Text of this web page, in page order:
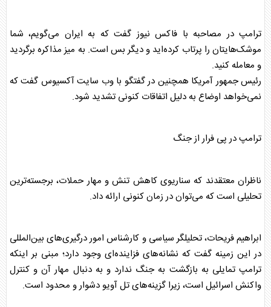
ترامپ در مصاحبه با فاکس نیوز گفت که به ایران می‌گویم، شما
موشک‌هایتان را پرتاب کرده‌اید و دیگر بس است. به میز مذاکره برگردید
و معامله کنید.
رئیس جمهور آمریکا همچنین در گفتگو با وب سایت آکسیوس گفت که
نمی‌خواهد اوضاع به دلیل اتفاقات کنونی تشدید شود.
ترامپدر پی فرار از جنگ
ناظران معتقدند که سناریوی کاهش تنش و مهار حملات، برجسته‌ترین
تحلیلی است که می‌توان در زمان کنونی ارائه داد.
ابراهیم فریحات، تحلیلگر سیاسی و کارشناس امور درگیری‌های بین‌المللی
در این زمینه گفت که نشانه‌های فزاینده‌ای وجود دارد؛ مبنی بر اینکه
ترامپ تمایلی به بازگشت به جنگ ندارد و به دنبال مهار آن و کنترل
واکنش اسرائیل است، زیرا گزینه‌های تل آویو دشوار و محدود است.